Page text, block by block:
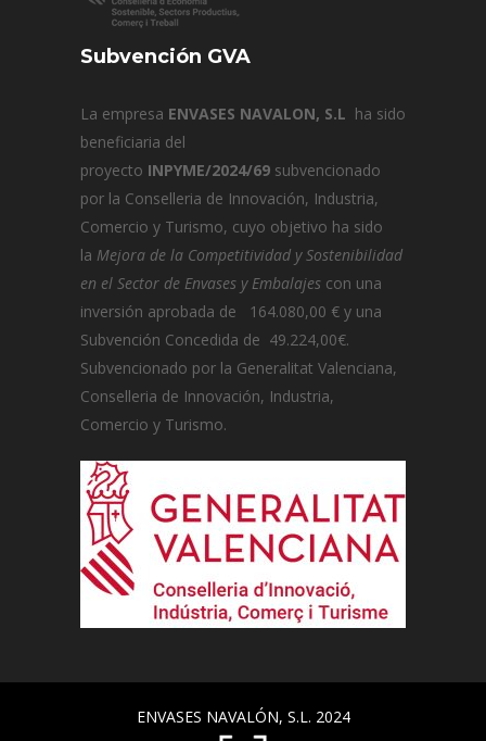
Subvención GVA
La empresa ENVASES NAVALON, S.L ha sido
beneficiaria del
proyecto INPYME/2024/69 subvencionado
por la Conselleria de Innovación, Industria,
Comercio y Turismo, cuyo objetivo ha sido
la Mejora de la Competitividad y Sostenibilidad
en el Sector de Envases y Embalajes con una
inversión aprobada de 164.080,00 € y una
Subvención Concedida de 49.224,00€.
Subvencionado por la Generalitat Valenciana,
Conselleria de Innovación, Industria,
Comercio y Turismo.
ENVASES NAVALÓN, S.L. 2024